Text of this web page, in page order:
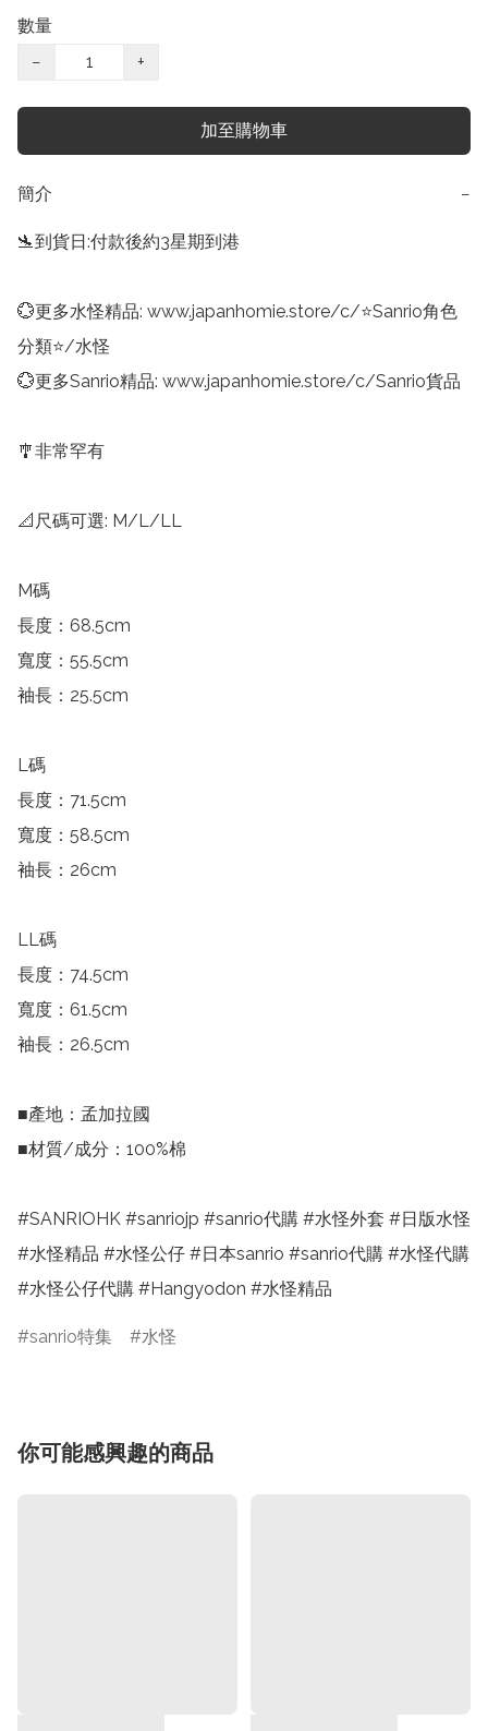
數量
−
+
加至購物車
簡介 −
🛬到貨日:付款後約3星期到港
💮更多水怪精品: www.japanhomie.store/c/⭐Sanrio角色
分類⭐/水怪
💮更多Sanrio精品: www.japanhomie.store/c/Sanrio貨品
🎐非常罕有
📐尺碼可選: M/L/LL
M碼
長度：68.5cm
寬度：55.5cm
袖長：25.5cm
L碼
長度：71.5cm
寬度：58.5cm
袖長：26cm
LL碼
長度：74.5cm
寬度：61.5cm
袖長：26.5cm
■產地：孟加拉國
■材質/成分：100%棉
#SANRIOHK #sanriojp #sanrio代購 #水怪外套 #日版水怪
#水怪精品 #水怪公仔 #日本sanrio #sanrio代購 #水怪代購
#水怪公仔代購 #Hangyodon #水怪精品
sanrio特集 水怪
你可能感興趣的商品